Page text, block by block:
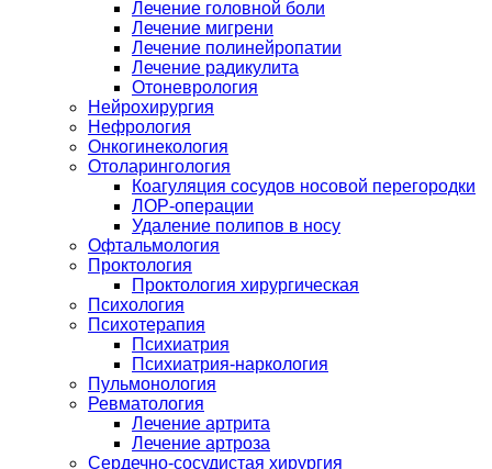
Лечение головной боли
Лечение мигрени
Лечение полинейропатии
Лечение радикулита
Отоневрология
Нейрохирургия
Нефрология
Онкогинекология
Отоларингология
Коагуляция сосудов носовой перегородки
ЛОР-операции
Удаление полипов в носу
Офтальмология
Проктология
Проктология хирургическая
Психология
Психотерапия
Психиатрия
Психиатрия-наркология
Пульмонология
Ревматология
Лечение артрита
Лечение артроза
Сердечно-сосудистая хирургия